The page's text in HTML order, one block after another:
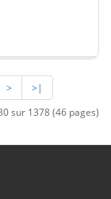
>
>|
sur 1378 (46 pages)